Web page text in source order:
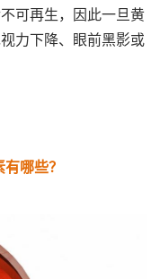
可再生，因此一旦黄
力下降、眼前黑影或
哪些？